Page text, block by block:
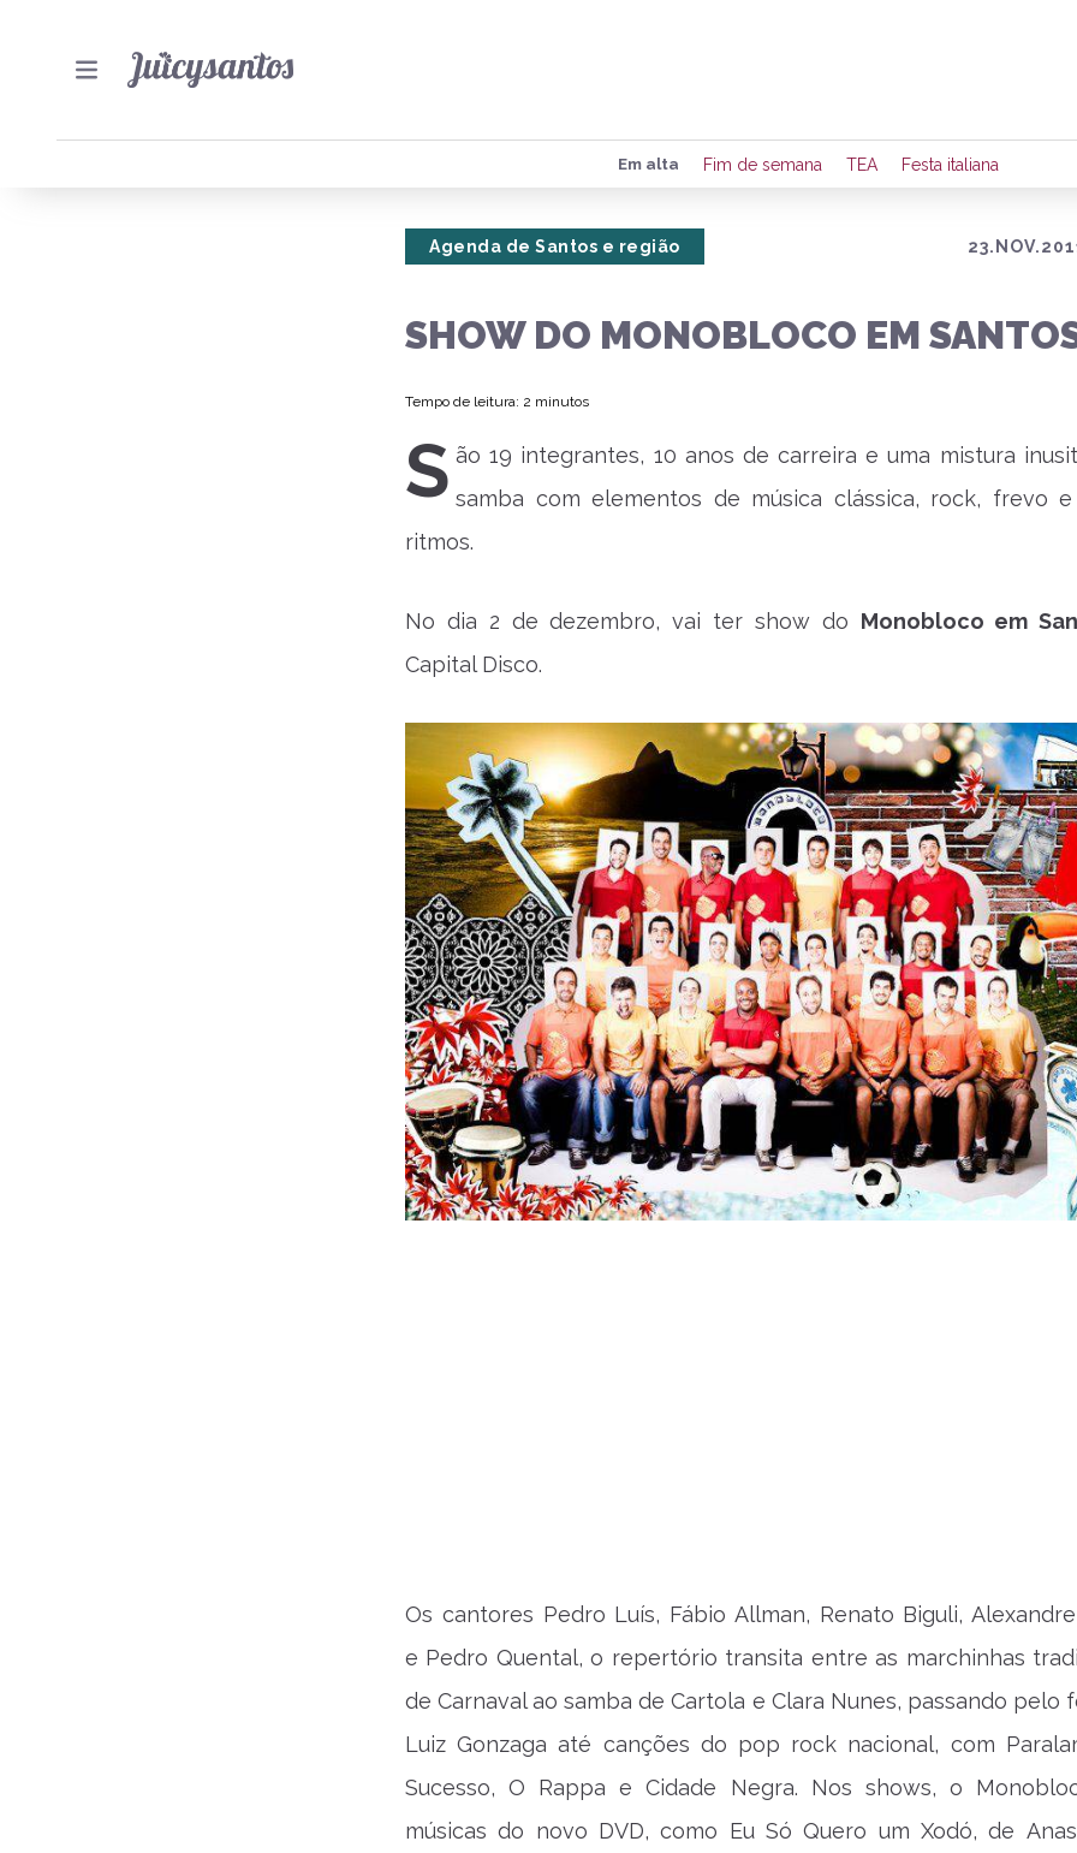
Preencha seus dados para
de eventos e notícias da região.
Em alta Fim de semana TEA Festa italiana
Agenda de Santos e região
SHOW DO MONOBLOCO EM
Tempo de leitura: 2 minutos
S ão 19 integrantes, 10 anos de carreira e uma mistura
samba com elementos de música clássica, rock, frevo
ritmos.
No dia 2 de dezembro, vai ter show do Monobloco em
Capital Disco.
Os cantores Pedro Luís, Fábio Allman, Renato Biguli,
e Pedro Quental, o repertório transita entre as marchinhas
de Carnaval ao samba de Cartola e Clara Nunes, passando pelo
Luiz Gonzaga até canções do pop rock nacional, com
Sucesso, O Rappa e Cidade Negra. Nos shows, o
músicas do novo DVD, como Eu Só Quero um Xodó, de